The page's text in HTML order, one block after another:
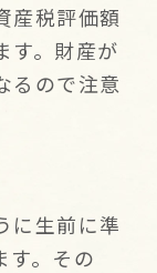
産税評価額
す。財産が
るので注意
に生前に準
す。その